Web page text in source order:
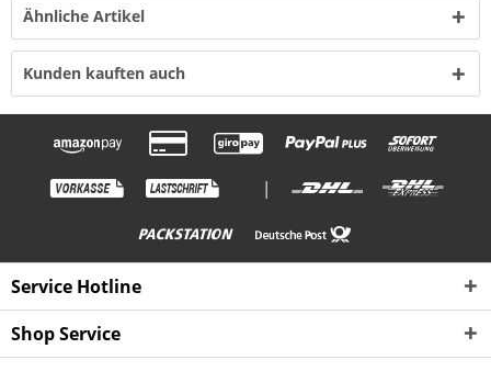
Ähnliche Artikel
Kunden kauften auch
|
Service Hotline
Shop Service